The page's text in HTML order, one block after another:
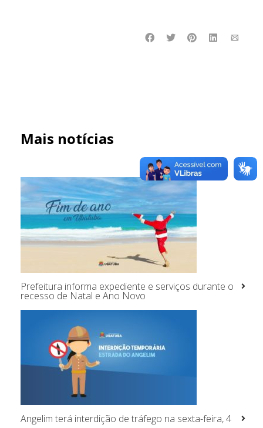
Mais notícias
Prefeitura informa expediente e serviços durante o
recesso de Natal e Ano Novo
Angelim terá interdição de tráfego na sexta-feira, 4